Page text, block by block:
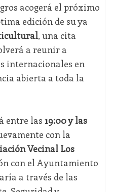
acogerá el próximo
edición de su ya
, una cita
a reunir a
internacionales en
abierta a toda la
entre las 19:00 y las
con la
Vecinal Los
con el Ayuntamiento
a través de las